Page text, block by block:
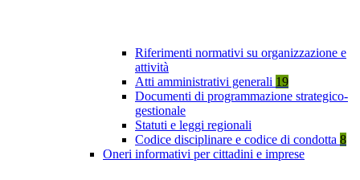
Riferimenti normativi su organizzazione e
attività
Atti amministrativi generali 19
Documenti di programmazione strategico-
gestionale
Statuti e leggi regionali
Codice disciplinare e codice di condotta 8
Oneri informativi per cittadini e imprese